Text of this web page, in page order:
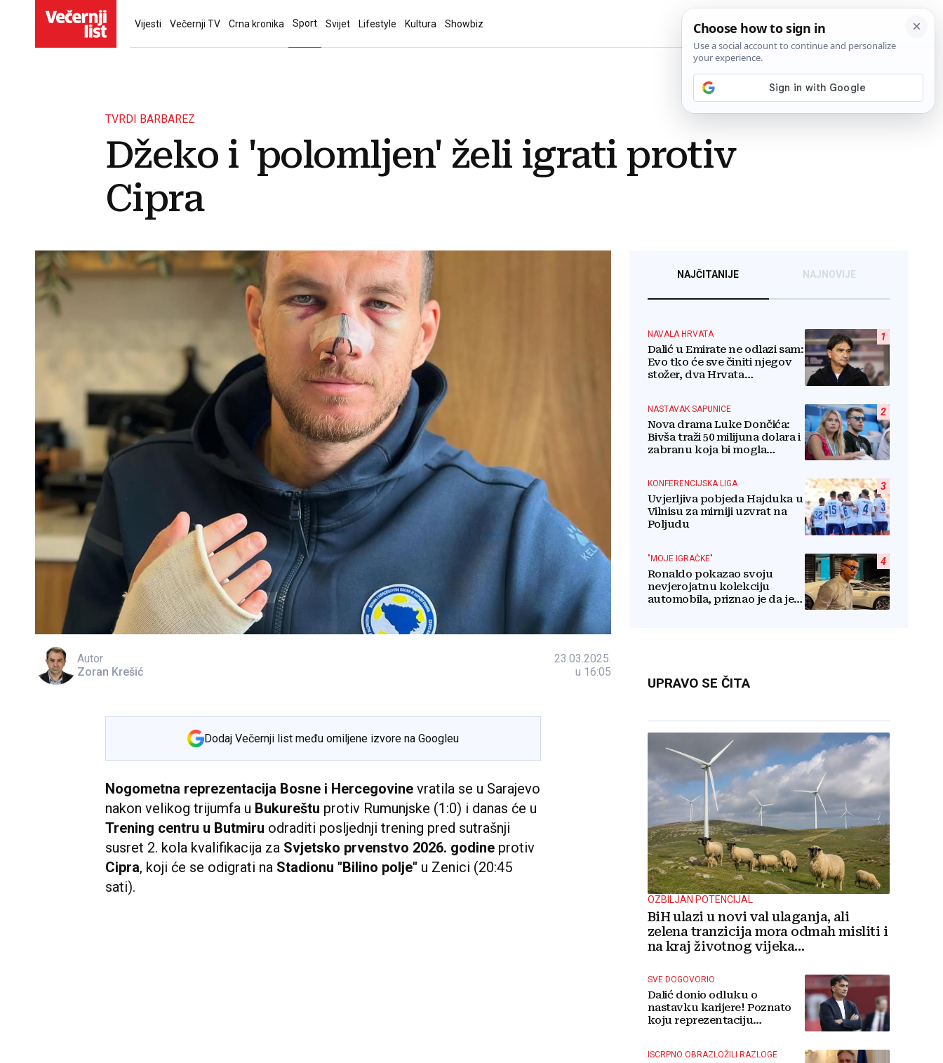
Vijesti Večernji TV Crna kronika Sport Svijet Lifestyle Kultura Showbiz
TVRDI BARBAREZ
Džeko i 'polomljen' želi igrati protiv
Cipra
Autor
Zoran Krešić
23.03.2025.
u 16:05
Dodaj Večernji list među omiljene izvore na Googleu
Nogometna reprezentacija Bosne i Hercegovine vratila se u Sarajevo
nakon velikog trijumfa u Bukureštu protiv Rumunjske (1:0) i danas će u
Trening centru u Butmiru odraditi posljednji trening pred sutrašnji
susret 2. kola kvalifikacija za Svjetsko prvenstvo 2026. godine protiv
Cipra, koji će se odigrati na Stadionu "Bilino polje" u Zenici (20:45
sati).
NAJČITANIJE NAJNOVIJE
1
NAVALA HRVATA
Dalić u Emirate ne odlazi sam:
Evo tko će sve činiti njegov
stožer, dva Hrvata
2
NASTAVAK SAPUNICE
Nova drama Luke Dončića:
Bivša traži 50 milijuna dolara i
zabranu koja bi mogla
3
KONFERENCIJSKA LIGA
Uvjerljiva pobjeda Hajduka u
Vilnisu za mirniji uzvrat na
Poljudu
4
"MOJE IGRAČKE"
Ronaldo pokazao svoju
nevjerojatnu kolekciju
automobila, priznao je da je
UPRAVO SE ČITA
OZBILJAN POTENCIJAL
BiH ulazi u novi val ulaganja, ali
zelena tranzicija mora odmah misliti i
na kraj životnog vijeka
SVE DOGOVORIO
Dalić donio odluku o
nastavku karijere! Poznato
koju reprezentaciju
ISCRPNO OBRAZLOŽILI RAZLOGE